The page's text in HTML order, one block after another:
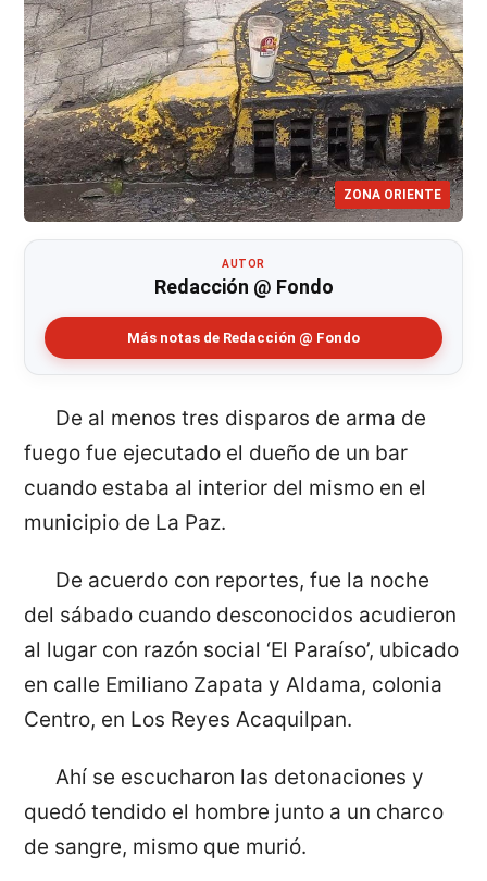
ZONA ORIENTE
AUTOR
Redacción @ Fondo
Más notas de Redacción @ Fondo
De al menos tres disparos de arma de
fuego fue ejecutado el dueño de un bar
cuando estaba al interior del mismo en el
municipio de La Paz.
De acuerdo con reportes, fue la noche
del sábado cuando desconocidos acudieron
al lugar con razón social ‘El Paraíso’, ubicado
en calle Emiliano Zapata y Aldama, colonia
Centro, en Los Reyes Acaquilpan.
Ahí se escucharon las detonaciones y
quedó tendido el hombre junto a un charco
de sangre, mismo que murió.